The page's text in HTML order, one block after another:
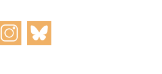
Instagram
bluesky